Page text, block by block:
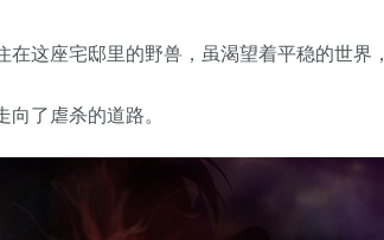
这座宅邸里的野兽，虽渴望着平稳的世界，
了虐杀的道路。